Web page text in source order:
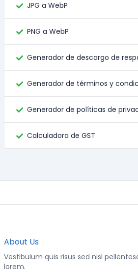
JPG a WebP
PNG a WebP
Generador de descargo de
Generador de términos y
Generador de políticas de
Calculadora de GST
About Us
Vestibulum quis risus sed nisl
lorem.